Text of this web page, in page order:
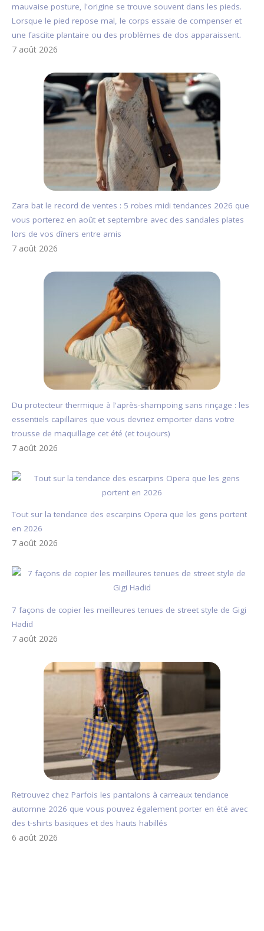
mauvaise posture, l'origine se trouve souvent dans les pieds.
Lorsque le pied repose mal, le corps essaie de compenser et
une fasciite plantaire ou des problèmes de dos apparaissent.
7 août 2026
Zara bat le record de ventes : 5 robes midi tendances 2026 que
vous porterez en août et septembre avec des sandales plates
lors de vos dîners entre amis
7 août 2026
Du protecteur thermique à l'après-shampoing sans rinçage : les
essentiels capillaires que vous devriez emporter dans votre
trousse de maquillage cet été (et toujours)
7 août 2026
Tout sur la tendance des escarpins Opera que les gens portent
en 2026
7 août 2026
7 façons de copier les meilleures tenues de street style de Gigi
Hadid
7 août 2026
Retrouvez chez Parfois les pantalons à carreaux tendance
automne 2026 que vous pouvez également porter en été avec
des t-shirts basiques et des hauts habillés
6 août 2026